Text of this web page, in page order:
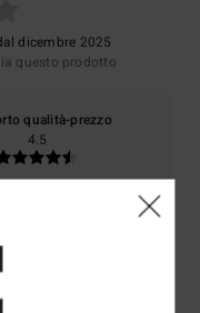
dicembre 2025
questo prodotto
qualità-prezzo
4.5